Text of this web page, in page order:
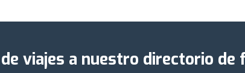
viajes a nuestro directorio